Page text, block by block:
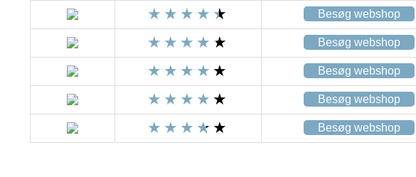
Besøg webshop
Besøg webshop
Besøg webshop
Besøg webshop
Besøg webshop